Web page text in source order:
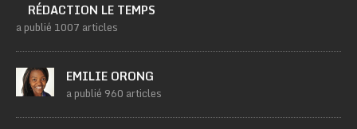
RÉDACTION LE TEMPS
a publié 1007 articles
EMILIE ORONG
a publié 960 articles